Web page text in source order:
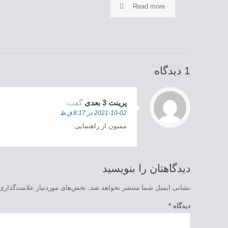
Read more
1 دیدگاه
پرینت 3 بعدی گفت:
2021-10-02 در 8:17 ق.ظ
ممنون از راهنمایی
دیدگاهتان را بنویسید
نشانی ایمیل شما منتشر نخواهد شد. بخش‌های موردنیاز
دیدگاه*